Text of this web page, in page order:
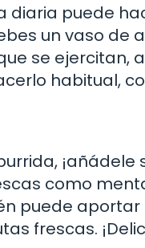
diaria puede
un vaso
se
habitual,
como
puede
frescas.